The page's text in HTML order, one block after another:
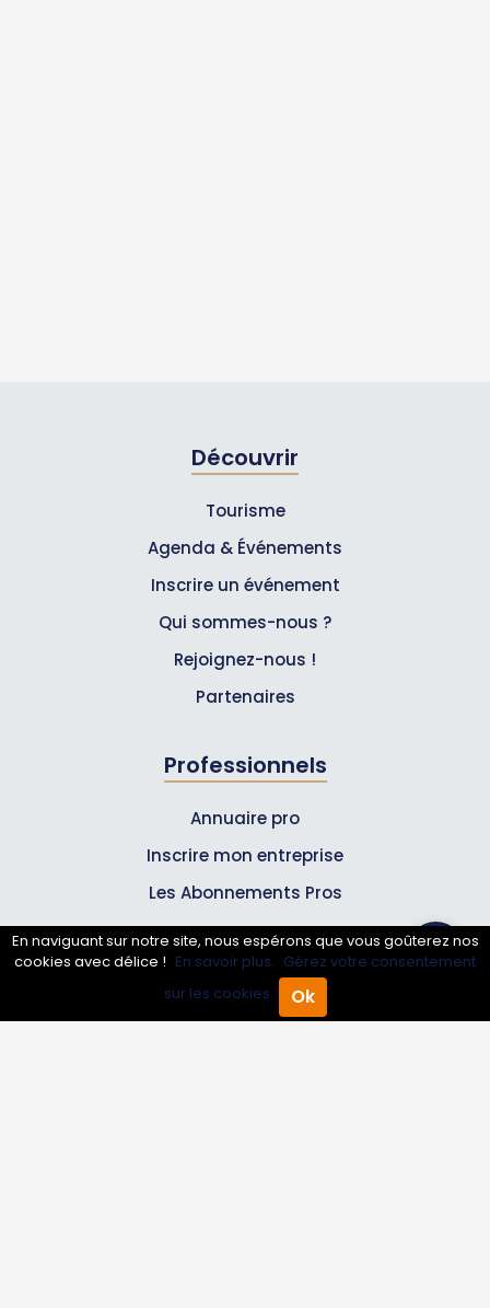
Annuaire Pro Agenda
Découvrir
Tourisme
Agenda & Événements
Inscrire un événement
Qui sommes-nous ?
Rejoignez-nous !
Partenaires
Professionnels
Annuaire pro
Inscrire mon entreprise
Les Abonnements Pros
Infos
Mentions légales et CGV
En naviguant sur notre site, nous espérons que vous goûterez nos
cookies avec délice ! En savoir plus. Gérez votre consentement
sur les cookies.
Ok